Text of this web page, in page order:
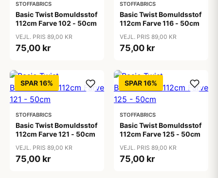
STOFFABRICS
Basic Twist Bomuldsstof
112cm Farve 102 - 50cm
VEJL. PRIS 89,00 KR
75,00 kr
STOFFABRICS
Basic Twist Bomuldsstof
112cm Farve 116 - 50cm
VEJL. PRIS 89,00 KR
75,00 kr
SPAR 16%
STOFFABRICS
Basic Twist Bomuldsstof
112cm Farve 121 - 50cm
VEJL. PRIS 89,00 KR
75,00 kr
SPAR 16%
STOFFABRICS
Basic Twist Bomuldsstof
112cm Farve 125 - 50cm
VEJL. PRIS 89,00 KR
75,00 kr